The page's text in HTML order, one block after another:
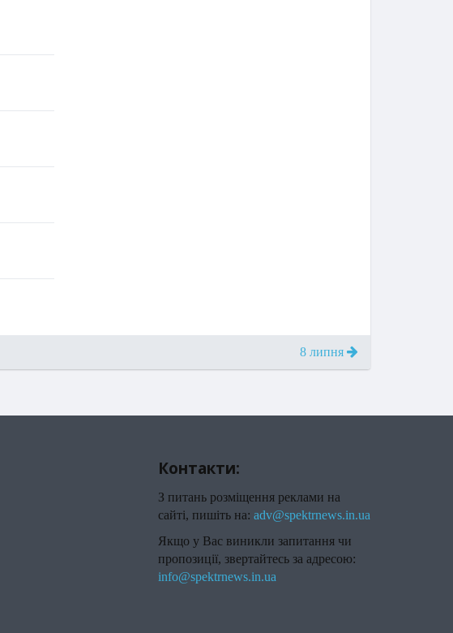
8 липня
Контакти:
З питань розміщення реклами на
сайті, пишіть на: adv@spektrnews.in.ua
Якщо у Вас виникли запитання чи
пропозиції, звертайтесь за адресою:
info@spektrnews.in.ua